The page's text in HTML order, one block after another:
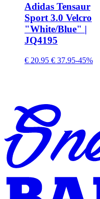
Adidas Tensaur
Sport 3.0 Velcro
"White/Blue" |
JQ4195
€ 20.95 € 37.95-45%